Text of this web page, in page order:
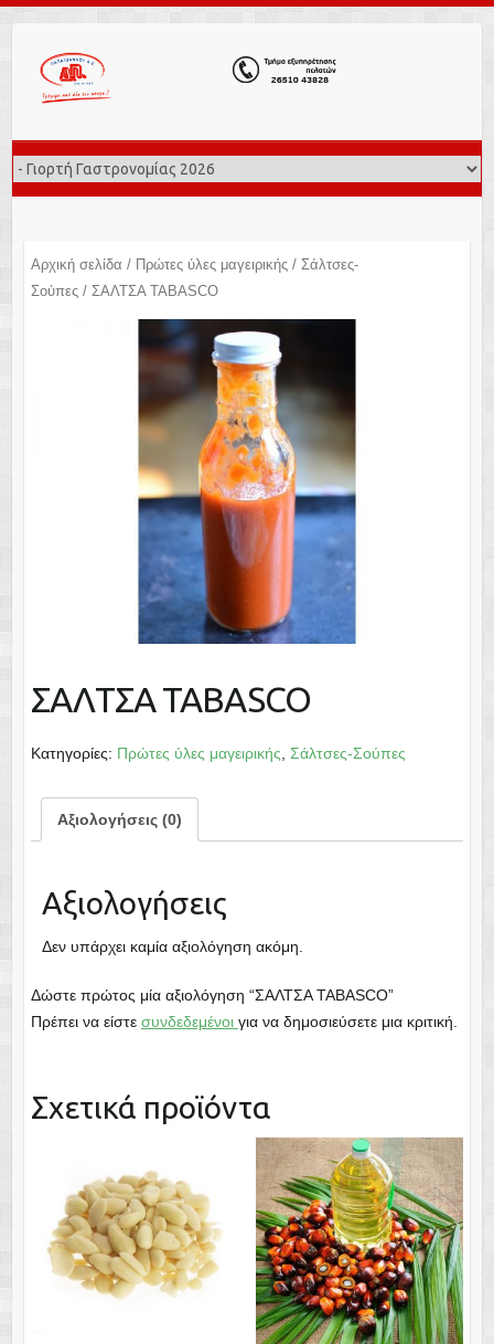
Αρχική σελίδα / Πρώτες ύλες μαγειρικής/ Σάλτσες-
Σούπες/ ΣΑΛΤΣΑ TABASCO
ΣΑΛΤΣΑ TABASCO
Κατηγορίες: Πρώτες ύλες μαγειρικής Σάλτσες-Σούπες
Αξιολογήσεις (0)
Αξιολογήσεις
Δεν υπάρχει καμία αξιολόγηση ακόμη.
Δώστε πρώτος μία αξιολόγηση “ΣΑΛΤΣΑ TABASCO”
Πρέπει να είστε συνδεδεμένοι για να δημοσιεύσετε μια κριτική.
Σχετικά προϊόντα